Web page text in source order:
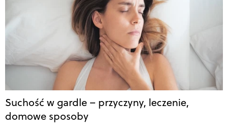
Suchość w gardle – przyczyny, leczenie,
domowe sposoby